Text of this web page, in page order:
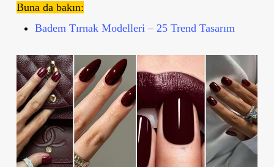
Buna da bakın:
Badem Tırnak Modelleri – 25 Trend Tasarım